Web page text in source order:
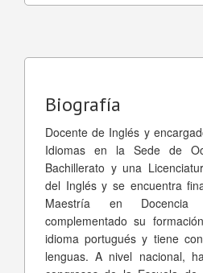
Biografía
Docente de Inglés y
Idiomas en la Sede de
Bachillerato y una
del Inglés y se encuentra
Maestría en Docencia
complementado su
idioma portugués y tiene
lenguas. A nivel nacional,